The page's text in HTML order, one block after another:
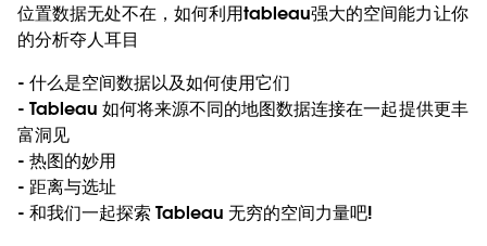
位置数据无处不在，如何利用tableau强大的空间能力让你
的分析夺人耳目
- 什么是空间数据以及如何使用它们
- Tableau 如何将来源不同的地图数据连接在一起提供更丰
富洞见
- 热图的妙用
- 距离与选址
- 和我们一起探索 Tableau 无穷的空间力量吧!